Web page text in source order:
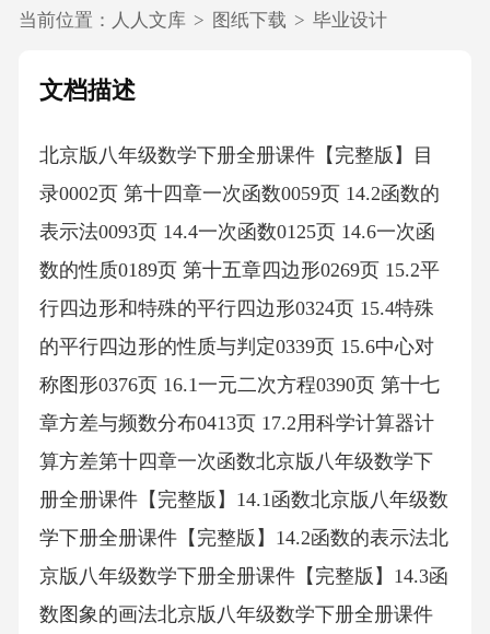
当前位置： 人人文库 > 图纸下载 > 毕业设计
文档描述
北京版八年级数学下册全册课件【完整版】目
录0002页 第十四章一次函数0059页 14.2函数的
表示法0093页 14.4一次函数0125页 14.6一次函
数的性质0189页 第十五章四边形0269页 15.2平
行四边形和特殊的平行四边形0324页 15.4特殊
的平行四边形的性质与判定0339页 15.6中心对
称图形0376页 16.1一元二次方程0390页 第十七
章方差与频数分布0413页 17.2用科学计算器计
算方差第十四章一次函数北京版八年级数学下
册全册课件【完整版】14.1函数北京版八年级数
学下册全册课件【完整版】14.2函数的表示法北
京版八年级数学下册全册课件【完整版】14.3函
数图象的画法北京版八年级数学下册全册课件